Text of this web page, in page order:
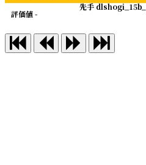
先手
評価値 -